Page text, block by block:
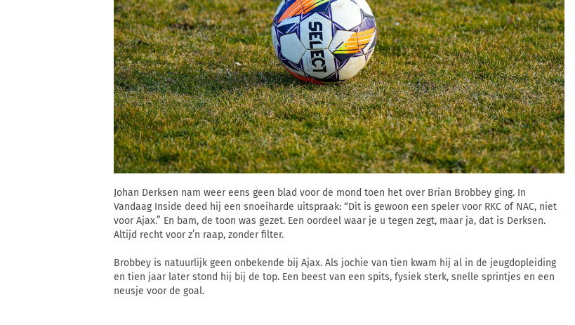
Johan Derksen nam weer eens geen blad voor de mond toen het over Brian Brobbey ging. In
Vandaag Inside deed hij een snoeiharde uitspraak: “Dit is gewoon een speler voor RKC of NAC, niet
voor Ajax.” En bam, de toon was gezet. Een oordeel waar je u tegen zegt, maar ja, dat is Derksen.
Altijd recht voor z’n raap, zonder filter.
Brobbey is natuurlijk geen onbekende bij Ajax. Als jochie van tien kwam hij al in de jeugdopleiding
en tien jaar later stond hij bij de top. Een beest van een spits, fysiek sterk, snelle sprintjes en een
neusje voor de goal.